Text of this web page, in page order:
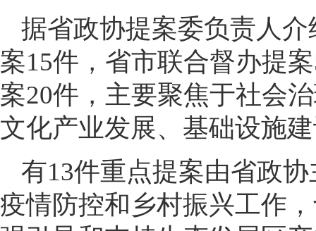
据省政协提案委负责人
案15件，省市联合督办提
案20件，主要聚焦于社会
文化产业发展、基础设施
有13件重点提案由省政
疫情防控和乡村振兴工作